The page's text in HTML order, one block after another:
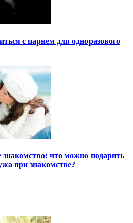
с парнем для одноразового
что можно подарить
при знакомстве?